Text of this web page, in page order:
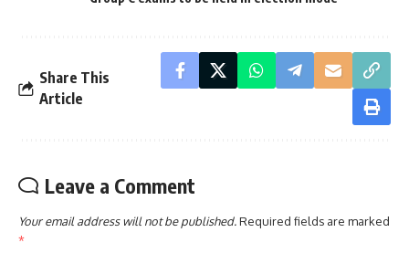
Share This
Article
Leave a Comment
Your email address will not be published.Required fields are marked
*